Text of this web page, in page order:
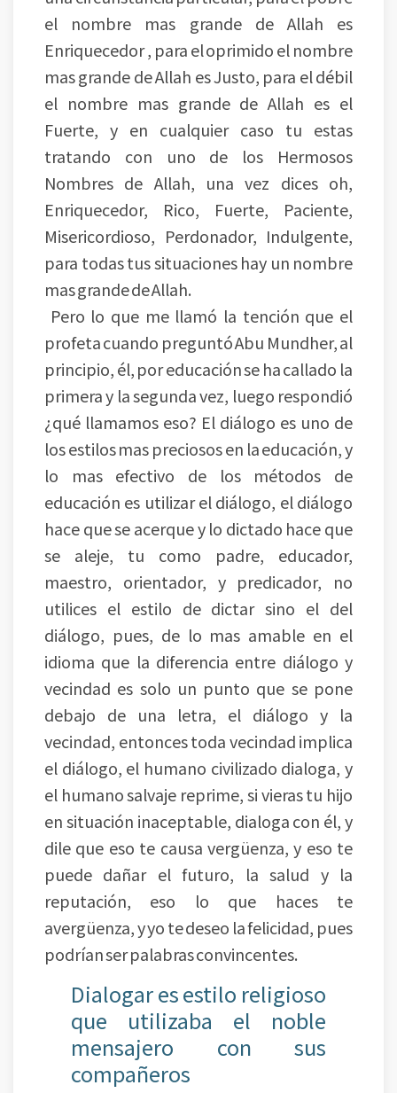
el nombre mas grande de Allah es
Enriquecedor , para el oprimido el nombre
mas grande de Allah es Justo, para el débil
el nombre mas grande de Allah es el
Fuerte, y en cualquier caso tu estas
tratando con uno de los Hermosos
Nombres de Allah, una vez dices oh,
Enriquecedor, Rico, Fuerte, Paciente,
Misericordioso, Perdonador, Indulgente,
para todas tus situaciones hay un nombre
mas grande de Allah.
Pero lo que me llamó la tención que el
profeta cuando preguntó Abu Mundher, al
principio, él, por educación se ha callado la
primera y la segunda vez, luego respondió
¿qué llamamos eso? El diálogo es uno de
los estilos mas preciosos en la educación, y
lo mas efectivo de los métodos de
educación es utilizar el diálogo, el diálogo
hace que se acerque y lo dictado hace que
se aleje, tu como padre, educador,
maestro, orientador, y predicador, no
utilices el estilo de dictar sino el del
diálogo, pues, de lo mas amable en el
idioma que la diferencia entre diálogo y
vecindad es solo un punto que se pone
debajo de una letra, el diálogo y la
vecindad, entonces toda vecindad implica
el diálogo, el humano civilizado dialoga, y
el humano salvaje reprime, si vieras tu hijo
en situación inaceptable, dialoga con él, y
dile que eso te causa vergüenza, y eso te
puede dañar el futuro, la salud y la
reputación, eso lo que haces te
avergüenza, y yo te deseo la felicidad, pues
podrían ser palabras convincentes.
Dialogar es estilo religioso
que utilizaba el noble
mensajero con sus
compañeros